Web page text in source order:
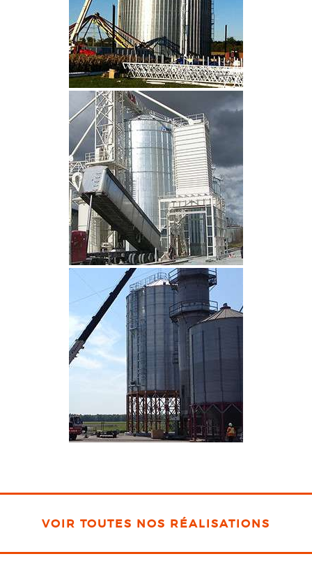
CLIQUEZ POUR AGRANDIR
CLIQUEZ POUR AGRANDIR
VOIR TOUTES NOS RÉALISATIONS